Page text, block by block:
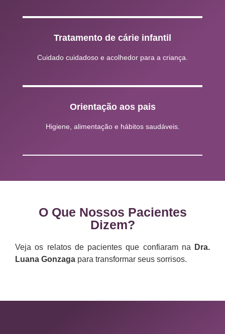
Tratamento de cárie infantil
Cuidado cuidadoso e acolhedor para a criança.
Orientação aos pais
Higiene, alimentação e hábitos saudáveis.
O Que Nossos Pacientes
Dizem?
Veja os relatos de pacientes que confiaram na
Dra.
Luana Gonzaga para transformar seus sorrisos.